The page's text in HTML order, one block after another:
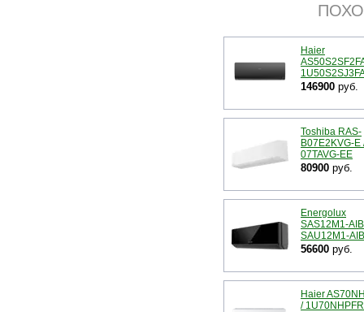
Haier
146900 руб.
Toshiba RAS-
B07E2KVG-E
07TAVG-EE
80900 руб.
Energolux
SAS12M1-
SAU12M1-AIB
56600 руб.
Haier
/